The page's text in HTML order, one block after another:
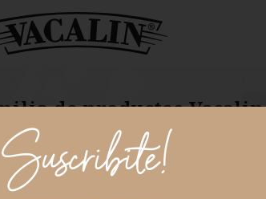
Suscribite!
de productos
fín de
nosotros te